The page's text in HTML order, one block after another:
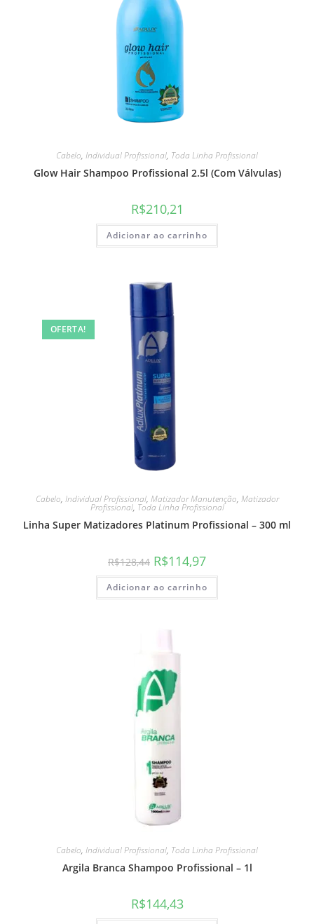
Cabelo, Individual Profissional, Toda Linha Profissional
Glow Hair Shampoo Profissional 2.5l (Com Válvulas)
R$210,21
Adicionar ao carrinho
OFERTA!
Cabelo, Individual Profissional, Matizador Manutenção, Matizador
Profissional, Toda Linha Profissional
Linha Super Matizadores Platinum Profissional – 300 ml
R$128,44 R$114,97
Adicionar ao carrinho
Cabelo, Individual Profissional, Toda Linha Profissional
Argila Branca Shampoo Profissional – 1l
R$144,43